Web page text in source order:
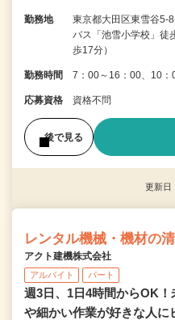
勤務地
東京都大田区東雪谷5-
バス「池雪小学校」
歩17分）
勤務時間 7：00～16：00、10：
応募資格 資格不問
後で見る
更新日
レンタル機械・機材の
アクト建機株式会社
アルバイト パート
週3日、1日4時間からOK
や細かい作業が好きな人に